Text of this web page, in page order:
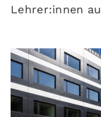
Lehrer:innen